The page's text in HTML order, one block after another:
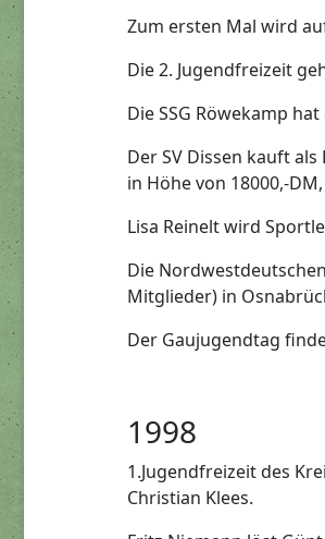
Zum ersten Mal wird
Die 2. Jugendfreizeit
Die SSG Röwekamp
Der SV Dissen kauft
in Höhe von 18000,-
Lisa Reinelt wird
Die
Mitglieder) in
Der Gaujugendtag
1998
1.Jugendfreizeit des
Christian Klees.